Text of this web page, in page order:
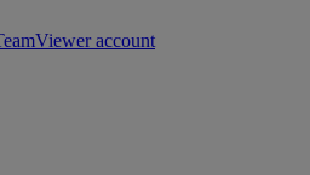
account